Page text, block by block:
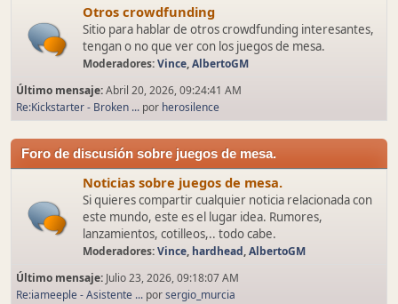
Otros crowdfunding
Sitio para hablar de otros crowdfunding interesantes,
tengan o no que ver con los juegos de mesa.
Moderadores:Vince,AlbertoGM
Último mensaje:Abril 20, 2026, 09:24:41 AM
Re:Kickstarter - Broken ... por herosilence
Foro de discusión sobre juegos de mesa.
Noticias sobre juegos de mesa.
Si quieres compartir cualquier noticia relacionada con
este mundo, este es el lugar idea. Rumores,
lanzamientos, cotilleos,.. todo cabe.
Moderadores:Vince, hardhead,AlbertoGM
Último mensaje: Julio 23, 2026, 09:18:07 AM
Re:iameeple - Asistente ... porsergio_murcia